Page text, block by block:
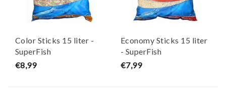
Color Sticks 15 liter -
SuperFish
€8,99
Economy Sticks 15 liter
- SuperFish
€7,99